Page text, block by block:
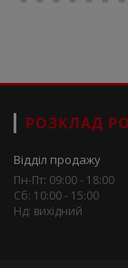
РОЗКЛАД
Відділ продажу
Пн-Пт: 09:00 - 18:00
Сб: 10:00 - 15:00
Нд: вихідний